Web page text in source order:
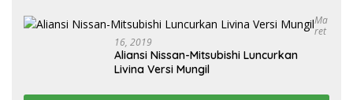
Ma
Ret
16, 2019
Aliansi Nissan-Mitsubishi Luncurkan
Livina Versi Mungil